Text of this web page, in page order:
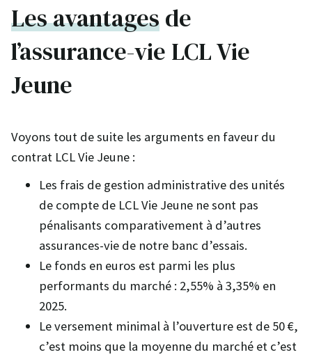
Les avantagesde
l’assurance-vie LCL Vie
Jeune
Voyons tout de suite les arguments en faveur du
contrat LCL Vie Jeune :
Les frais de gestion administrative des unités
de compte de LCL Vie Jeune ne sont pas
pénalisants comparativement à d’autres
assurances-vie de notre banc d’essais.
Le fonds en euros est parmi les plus
performants du marché : 2,55% à 3,35% en
2025.
Le versement minimal à l’ouverture est de 50 €,
c’est moins que la moyenne du marché et c’est